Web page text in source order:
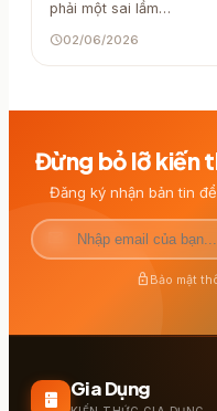
phải một sai lầm…
schedule02/06/2026
Đừng bỏ lỡ kiến
Đăng ký nhận bản tin
lock Bảo mật
kitchen Gia Dụng